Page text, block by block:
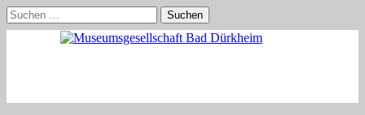
Skip
to
Suchen
nach: